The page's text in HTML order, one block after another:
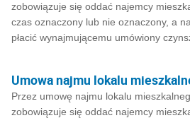
zobowiązuje się oddać najemcy
czas oznaczony lub nie oznaczony, a
płacić wynajmującemu umówiony
Umowa najmu lokalu
Przez umowę najmu lokalu
zobowiązuje się oddać najemcy